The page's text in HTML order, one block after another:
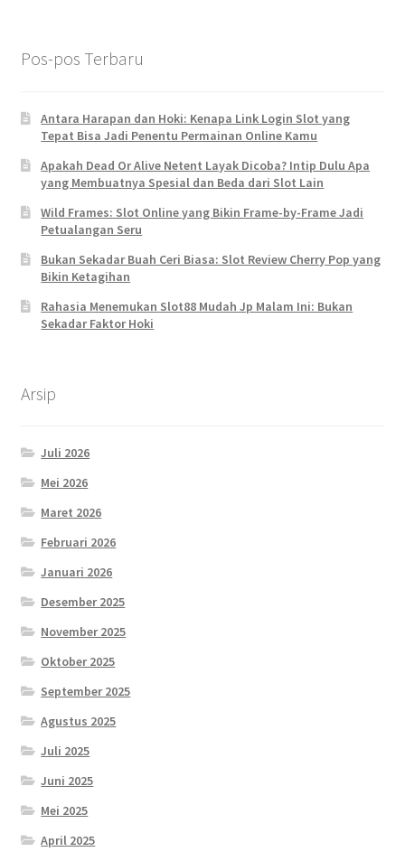
Pos-pos Terbaru
Antara Harapan dan Hoki: Kenapa Link Login Slot yang
Tepat Bisa Jadi Penentu Permainan Online Kamu
Apakah Dead Or Alive Netent Layak Dicoba? Intip Dulu Apa
yang Membuatnya Spesial dan Beda dari Slot Lain
Wild Frames: Slot Online yang Bikin Frame-by-Frame Jadi
Petualangan Seru
Bukan Sekadar Buah Ceri Biasa: Slot Review Cherry Pop yang
Bikin Ketagihan
Rahasia Menemukan Slot88 Mudah Jp Malam Ini: Bukan
Sekadar Faktor Hoki
Arsip
Juli 2026
Mei 2026
Maret 2026
Februari 2026
Januari 2026
Desember 2025
November 2025
Oktober 2025
September 2025
Agustus 2025
Juli 2025
Juni 2025
Mei 2025
April 2025